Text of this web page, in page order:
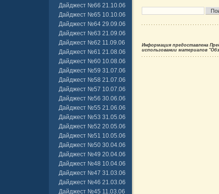
Дайджест №66 21.10.06
Дайджест №65 10.10.06
Дайджест №64 29.09.06
Дайджест №63 21.09.06
Дайджест №62 11.09.06
Дайджест №61 21.08.06
Дайджест №60 10.08.06
Дайджест №59 31.07.06
Дайджест №58 21.07.06
Дайджест №57 10.07.06
Дайджест №56 30.06.06
Дайджест №55 21.06.06
Дайджест №53 31.05.06
Дайджест №52 20.05.06
Дайджест №51 10.05.06
Дайджест №50 30.04.06
Дайджест №49 20.04.06
Дайджест №48 10.04.06
Дайджест №47 31.03.06
Дайджест №46 21.03.06
Дайджест №45 11.03.06
Информация предоставлена
использовании материалов